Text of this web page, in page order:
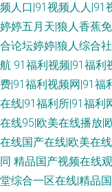
频人口|91视频人人|91
婷婷五月天|狼人香蕉
合论坛婷婷|狼人综合
航 91福利视频|91福利
费|91福利视频网|91福
在线|91福利所|91福利
在线95|欧美在线播放|
在线国产在线|欧美在
同 精品国产视频在线
堂综合一区在线|精品